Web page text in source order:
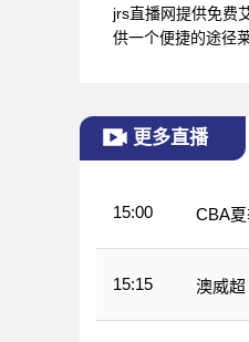
jrs直播网提供免费
供一个便捷的途径
更多直播
15:00 CBA
15:15 澳威超